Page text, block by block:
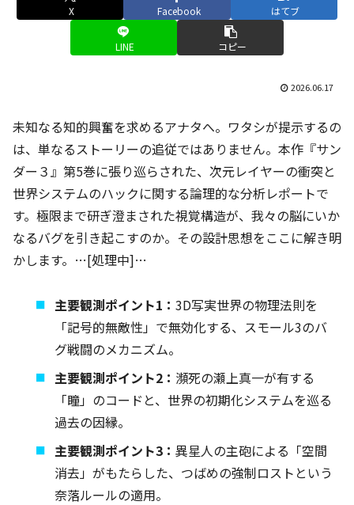
X Facebook はてブ
LINE コピー
2026.06.17
未知なる知的興奮を求めるアナタへ。ワタシが提示するの
は、単なるストーリーの追従ではありません。本作『サン
ダー３』第5巻に張り巡らされた、次元レイヤーの衝突と
世界システムのハックに関する論理的な分析レポートで
す。極限まで研ぎ澄まされた視覚構造が、我々の脳にいか
なるバグを引き起こすのか。その設計思想をここに解き明
かします。…[処理中]…
主要観測ポイント1：3D写実世界の物理法則を
「記号的無敵性」で無効化する、スモール3のバ
グ戦闘のメカニズム。
主要観測ポイント2： 瀕死の瀬上真一が有する
「瞳」のコードと、世界の初期化システムを巡る
過去の因縁。
主要観測ポイント3：異星人の主砲による「空間
消去」がもたらした、つばめの強制ロストという
奈落ルールの適用。